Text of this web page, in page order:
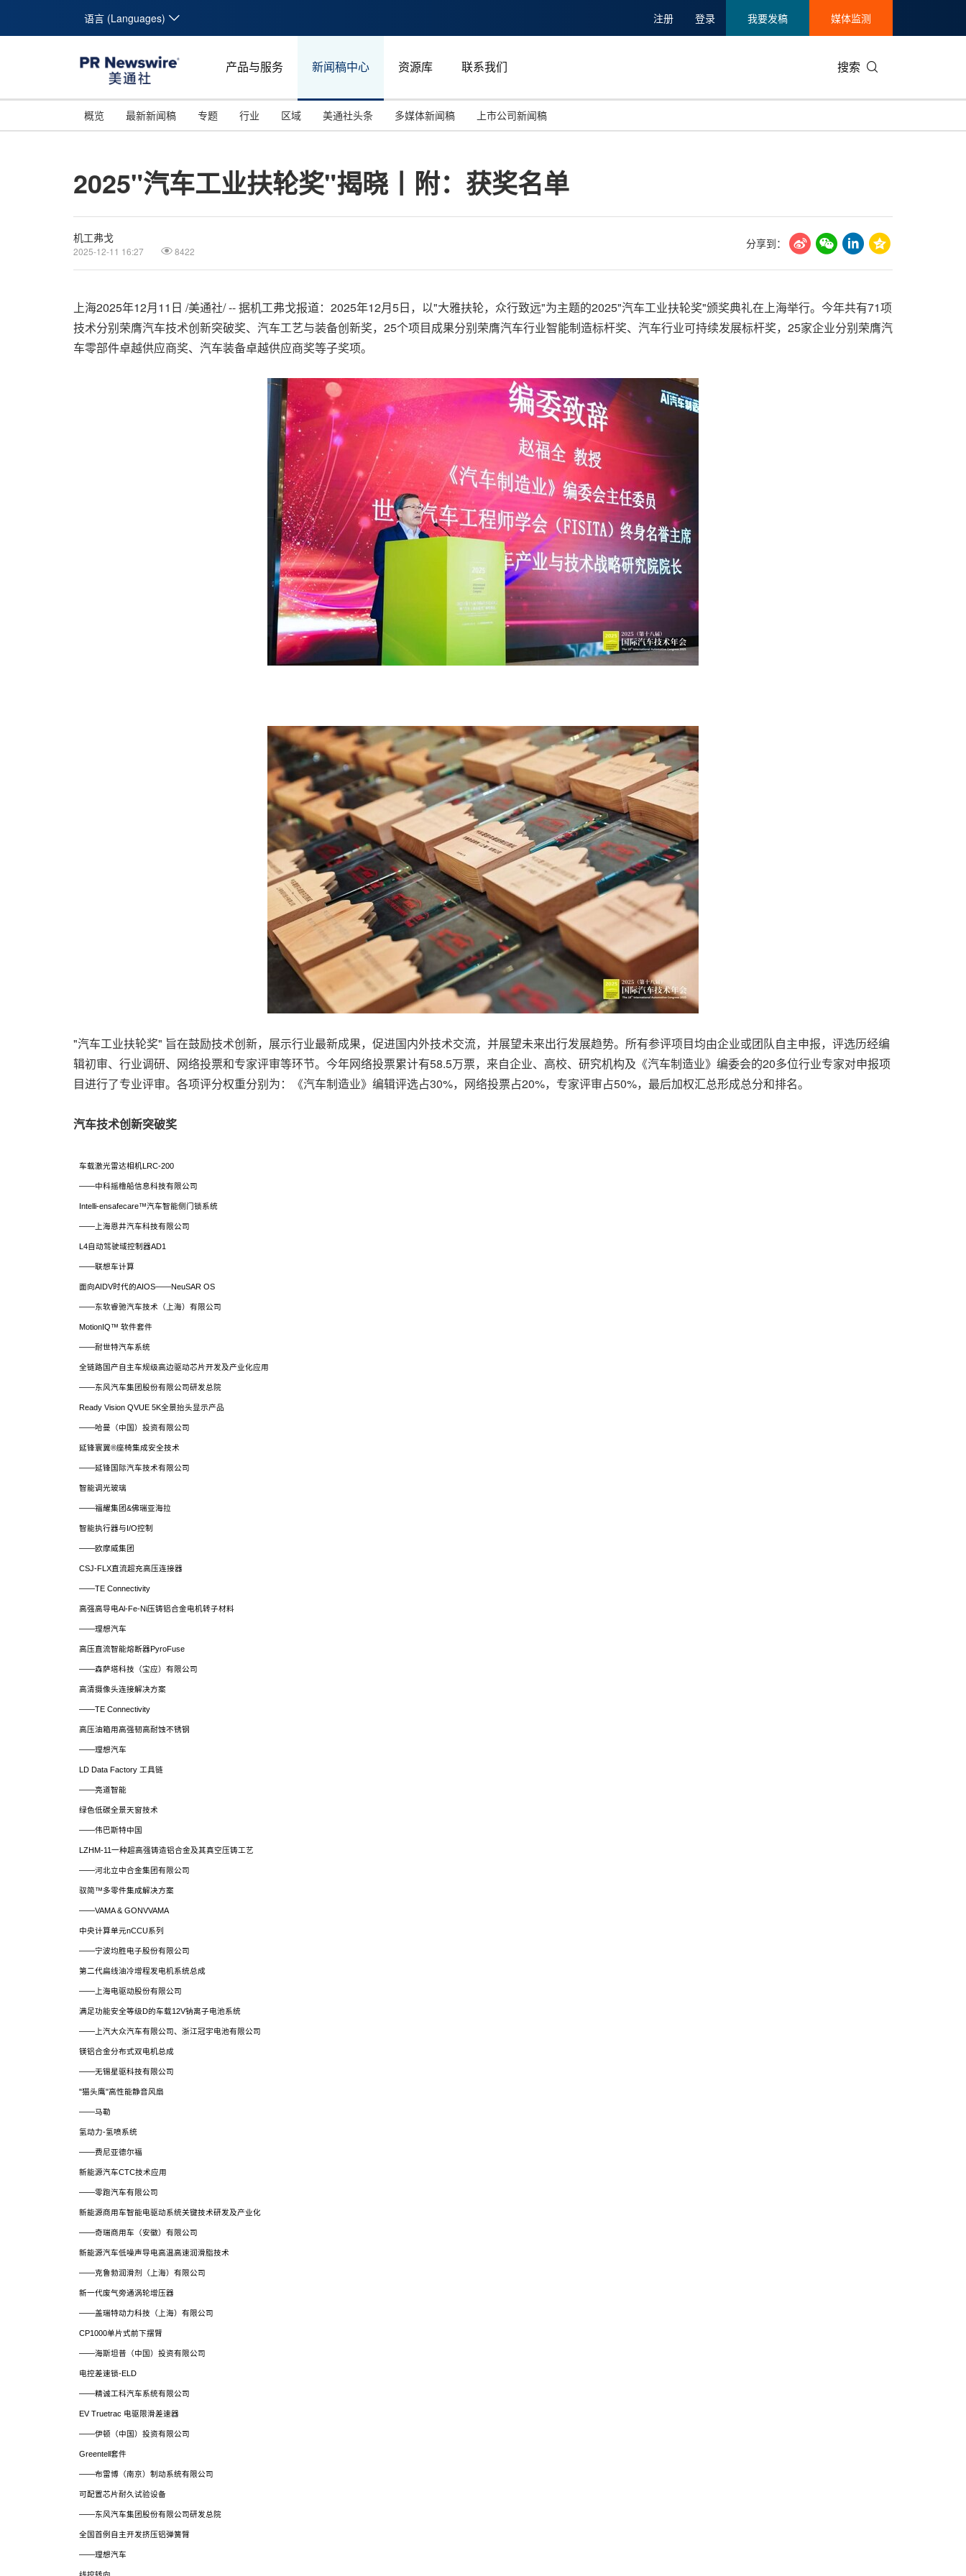
语言 (Languages) 注册 登录 我要发稿 媒体监测
产品与服务 新闻稿中心 资源库 联系我们 搜索
概览 最新新闻稿 专题
投资并购
美国临床肿瘤学会(ASCO)
行业
能源化工与环保
区域
马来西亚
美通社头条 多媒体新闻稿 上市公司新闻稿
2025"汽车工业扶轮奖"揭晓丨附：获奖名单
机工弗戈
2025-12-11 16:27 8422
分享到：
上海2025年12月11日 /美通社/ -- 据机工弗戈报道：2025年12月5日，以"大雅扶轮，众行致远"为主题的2025"汽车工业扶轮奖"颁奖典礼在上海举行。今年共有71项
技术分别荣膺汽车技术创新突破奖、汽车工艺与装备创新奖，25个项目成果分别荣膺汽车行业智能制造标杆奖、汽车行业可持续发展标杆奖，25家企业分别荣膺汽
车零部件卓越供应商奖、汽车装备卓越供应商奖等子奖项。
"汽车工业扶轮奖" 旨在鼓励技术创新，展示行业最新成果，促进国内外技术交流，并展望未来出行发展趋势。所有参评项目均由企业或团队自主申报，评选历经编
辑初审、行业调研、网络投票和专家评审等环节。今年网络投票累计有58.5万票，来自企业、高校、研究机构及《汽车制造业》编委会的20多位行业专家对申报项
目进行了专业评审。各项评分权重分别为：《汽车制造业》编辑评选占30%，网络投票占20%，专家评审占50%，最后加权汇总形成总分和排名。
汽车技术创新突破奖
车载激光雷达相机LRC-200
——中科摇橹船信息科技有限公司
Intelli-ensafecare™汽车智能侧门锁系统
——上海恩井汽车科技有限公司
L4自动驾驶域控制器AD1
——联想车计算
面向AIDV时代的AIOS——NeuSAR OS
——东软睿驰汽车技术（上海）有限公司
MotionIQ™ 软件套件
——耐世特汽车系统
全链路国产自主车规级高边驱动芯片开发及产业化应用
——东风汽车集团股份有限公司研发总院
Ready Vision QVUE 5K全景抬头显示产品
——哈曼（中国）投资有限公司
延锋寰翼®座椅集成安全技术
——延锋国际汽车技术有限公司
智能调光玻璃
——福耀集团&佛瑞亚海拉
智能执行器与I/O控制
——欧摩威集团
CSJ-FLX直流超充高压连接器
——TE Connectivity
高强高导电Al-Fe-Ni压铸铝合金电机转子材料
——理想汽车
高压直流智能熔断器PyroFuse
——森萨塔科技（宝应）有限公司
高清摄像头连接解决方案
——TE Connectivity
高压油箱用高强韧高耐蚀不锈钢
——理想汽车
LD Data Factory 工具链
——亮道智能
绿色低碳全景天窗技术
——伟巴斯特中国
LZHM-11一种超高强铸造铝合金及其真空压铸工艺
——河北立中合金集团有限公司
驭简™多零件集成解决方案
——VAMA & GONVVAMA
中央计算单元nCCU系列
——宁波均胜电子股份有限公司
第二代扁线油冷增程发电机系统总成
——上海电驱动股份有限公司
满足功能安全等级D的车载12V钠离子电池系统
——上汽大众汽车有限公司、浙江冠宇电池有限公司
镁铝合金分布式双电机总成
——无锡星驱科技有限公司
"猫头鹰"高性能静音风扇
——马勒
氢动力-氢喷系统
——费尼亚德尔福
新能源汽车CTC技术应用
——零跑汽车有限公司
新能源商用车智能电驱动系统关键技术研发及产业化
——奇瑞商用车（安徽）有限公司
新能源汽车低噪声导电高温高速润滑脂技术
——克鲁勃润滑剂（上海）有限公司
新一代废气旁通涡轮增压器
——盖瑞特动力科技（上海）有限公司
CP1000单片式前下摆臂
——海斯坦普（中国）投资有限公司
电控差速锁-ELD
——精诚工科汽车系统有限公司
EV Truetrac 电驱限滑差速器
——伊顿（中国）投资有限公司
Greentell套件
——布雷博（南京）制动系统有限公司
可配置芯片耐久试验设备
——东风汽车集团股份有限公司研发总院
全国首例自主开发挤压铝弹簧臂
——理想汽车